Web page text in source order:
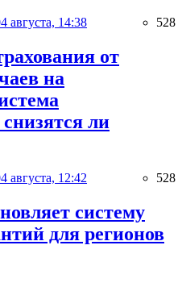
августа, 14:38 528
от
на
ли
августа, 12:42 528
систему
для регионов